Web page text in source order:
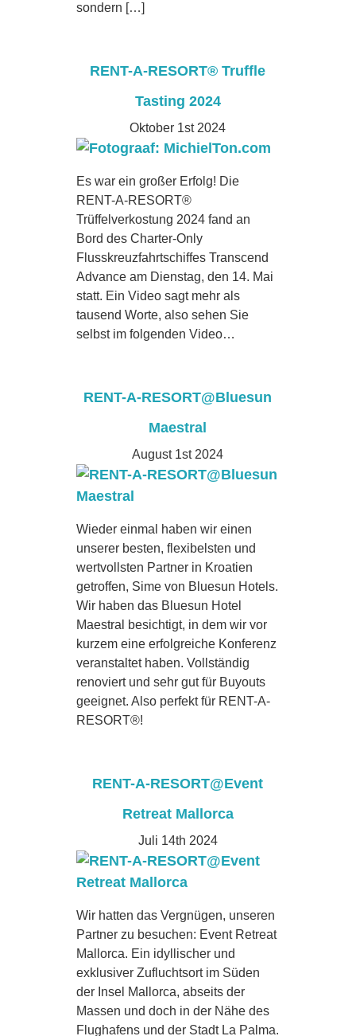
sondern […]
RENT-A-RESORT® Truffle
Tasting 2024
Oktober 1st 2024
Es war ein großer Erfolg! Die
RENT-A-RESORT®
Trüffelverkostung 2024 fand an
Bord des Charter-Only
Flusskreuzfahrtschiffes Transcend
Advance am Dienstag, den 14. Mai
statt. Ein Video sagt mehr als
tausend Worte, also sehen Sie
selbst im folgenden Video…
RENT-A-RESORT@Bluesun
Maestral
August 1st 2024
Wieder einmal haben wir einen
unserer besten, flexibelsten und
wertvollsten Partner in Kroatien
getroffen, Sime von Bluesun Hotels.
Wir haben das Bluesun Hotel
Maestral besichtigt, in dem wir vor
kurzem eine erfolgreiche Konferenz
veranstaltet haben. Vollständig
renoviert und sehr gut für Buyouts
geeignet. Also perfekt für RENT-A-
RESORT®!
RENT-A-RESORT@Event
Retreat Mallorca
Juli 14th 2024
Wir hatten das Vergnügen, unseren
Partner zu besuchen: Event Retreat
Mallorca. Ein idyllischer und
exklusiver Zufluchtsort im Süden
der Insel Mallorca, abseits der
Massen und doch in der Nähe des
Flughafens und der Stadt La Palma.